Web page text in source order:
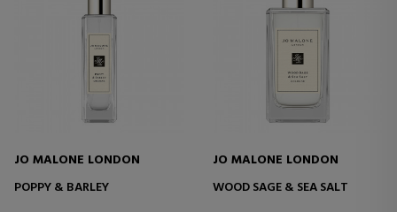
JO MALONE LONDON
POPPY & BARLEY
JO MALONE LONDON
WOOD SAGE & SEA SALT